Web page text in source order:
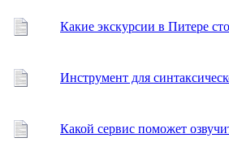
Какие экскурсии в Питере
Инструмент для
Какой сервис поможет